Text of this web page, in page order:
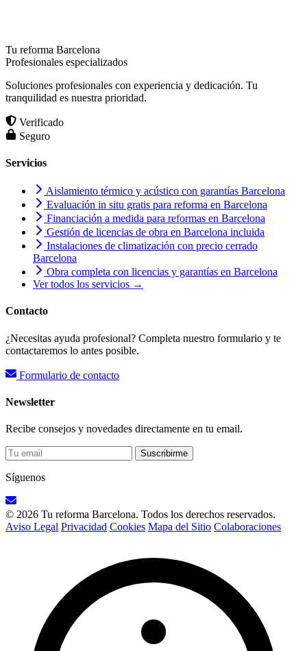
Tu reforma Barcelona
Profesionales especializados
Soluciones profesionales con experiencia y dedicación. Tu
tranquilidad es nuestra prioridad.
Verificado
Seguro
Servicios
Aislamiento térmico y acústico con garantías Barcelona
Evaluación in situ gratis para reforma en Barcelona
Financiación a medida para reformas en Barcelona
Gestión de licencias de obra en Barcelona incluida
Instalaciones de climatización con precio cerrado
Barcelona
Obra completa con licencias y garantías en Barcelona
Ver todos los servicios →
Contacto
¿Necesitas ayuda profesional? Completa nuestro formulario y te
contactaremos lo antes posible.
Formulario de contacto
Newsletter
Recibe consejos y novedades directamente en tu email.
Suscribirme
Síguenos
© 2026 Tu reforma Barcelona. Todos los derechos reservados.
Aviso Legal Privacidad Cookies Mapa del Sitio Colaboraciones